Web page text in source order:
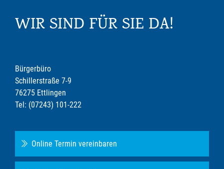
WIR SIND FÜR SIE DA!
Bürgerbüro
Schillerstraße 7-9
76275 Ettlingen
Tel: (07243) 101-222
Online Termin vereinbaren